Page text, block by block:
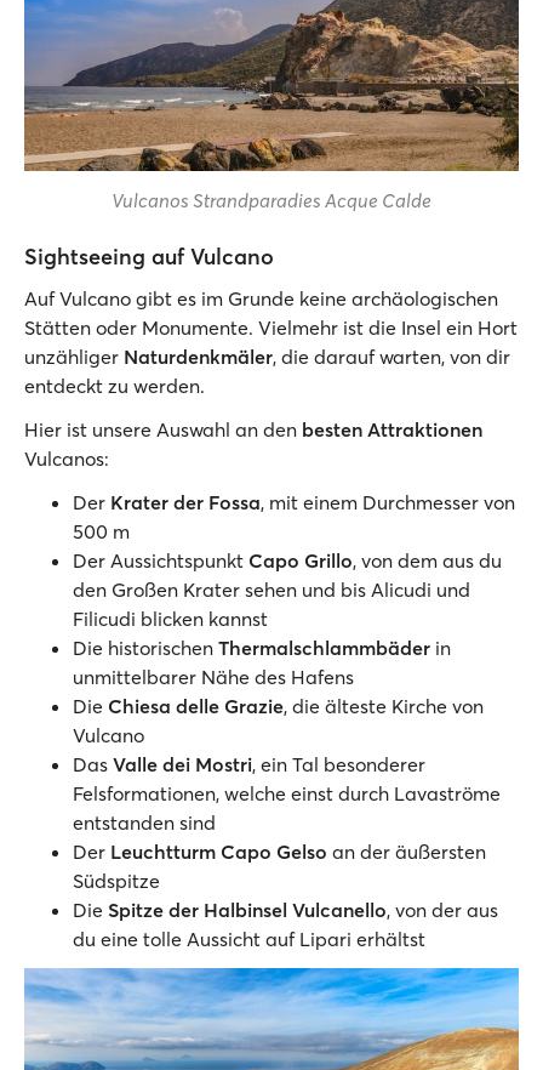
Vulcanos Strandparadies Acque Calde
Sightseeing auf Vulcano
Auf Vulcano gibt es im Grunde keine archäologischen
Stätten oder Monumente. Vielmehr ist die Insel ein Hort
unzähliger Naturdenkmäler, die darauf warten, von dir
entdeckt zu werden.
Hier ist unsere Auswahl an den besten Attraktionen
Vulcanos:
Der Krater der Fossa, mit einem Durchmesser von
500 m
Der Aussichtspunkt Capo Grillo, von dem aus du
den Großen Krater sehen und bis Alicudi und
Filicudi blicken kannst
Die historischen Thermalschlammbäder in
unmittelbarer Nähe des Hafens
Die Chiesa delle Grazie, die älteste Kirche von
Vulcano
Das Valle dei Mostri, ein Tal besonderer
Felsformationen, welche einst durch Lavaströme
entstanden sind
Der Leuchtturm Capo Gelso an der äußersten
Südspitze
Die Spitze der Halbinsel Vulcanello, von der aus
du eine tolle Aussicht auf Lipari erhältst